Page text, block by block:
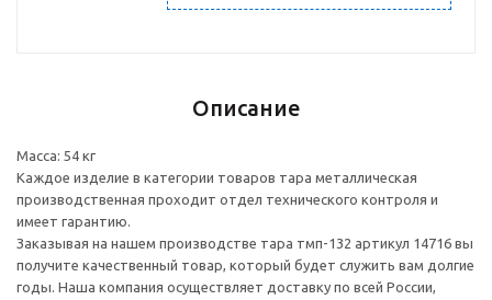
Описание
Масса: 54 кг
Каждое изделие в категории товаров тара металлическая
производственная проходит отдел технического контроля и
имеет гарантию.
Заказывая на нашем производстве тара тмп-132 артикул 14716 вы
получите качественный товар, который будет служить вам долгие
годы. Наша компания осуществляет доставку по всей России,